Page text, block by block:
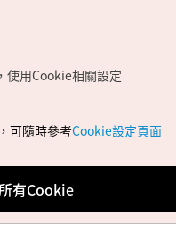
有
官方信箱
使用Cookie相關設定
可隨時參考Cookie設定頁面
有Cookie